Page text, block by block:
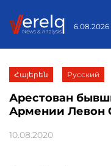
6.08.2026
Հայերեն Русский
Арестован
Армении Левон
10.08.2020